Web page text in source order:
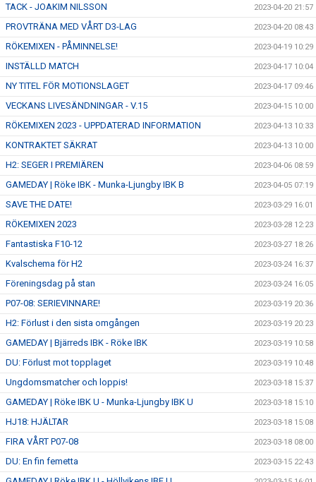
TACK - JOAKIM NILSSON 2023-04-20 21:57
PROVTRÄNA MED VÅRT D3-LAG 2023-04-20 08:43
RÖKEMIXEN - PÅMINNELSE! 2023-04-19 10:29
INSTÄLLD MATCH 2023-04-17 10:04
NY TITEL FÖR MOTIONSLAGET 2023-04-17 09:46
VECKANS LIVESÄNDNINGAR - V.15 2023-04-15 10:00
RÖKEMIXEN 2023 - UPPDATERAD INFORMATION 2023-04-13 10:33
KONTRAKTET SÄKRAT 2023-04-13 10:00
H2: SEGER I PREMIÄREN 2023-04-06 08:59
GAMEDAY | Röke IBK - Munka-Ljungby IBK B 2023-04-05 07:19
SAVE THE DATE! 2023-03-29 16:01
RÖKEMIXEN 2023 2023-03-28 12:23
Fantastiska F10-12 2023-03-27 18:26
Kvalschema för H2 2023-03-24 16:37
Föreningsdag på stan 2023-03-24 16:05
P07-08: SERIEVINNARE! 2023-03-19 20:36
H2: Förlust i den sista omgången 2023-03-19 20:23
GAMEDAY | Bjärreds IBK - Röke IBK 2023-03-19 10:58
DU: Förlust mot topplaget 2023-03-19 10:48
Ungdomsmatcher och loppis! 2023-03-18 15:37
GAMEDAY | Röke IBK U - Munka-Ljungby IBK U 2023-03-18 15:10
HJ18: HJÄLTAR 2023-03-18 15:08
FIRA VÅRT P07-08 2023-03-18 08:00
DU: En fin femetta 2023-03-15 22:43